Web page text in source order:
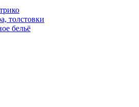
толстовки
бельё